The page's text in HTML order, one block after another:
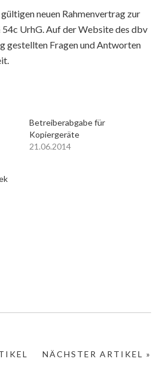
neuen Rahmenvertrag zur
UrhG. Auf der Website des dbv
gestellten Fragen und Antworten
Betreiberabgabe für
Kopiergeräte
21.06.2014
NÄCHSTER ARTIKEL »